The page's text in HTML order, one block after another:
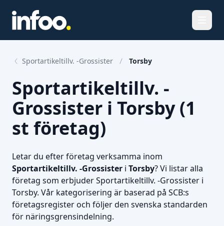
Sportartikeltillv. -Grossister Torsby
Sportartikeltillv. -
Grossister i Torsby (1
st företag)
Letar du efter företag verksamma inom
Sportartikeltillv. -Grossister i Torsby? Vi listar alla
företag som erbjuder Sportartikeltillv. -Grossister i
Torsby. Vår kategorisering är baserad på SCB:s
företagsregister och följer den svenska standarden
för näringsgrensindelning.